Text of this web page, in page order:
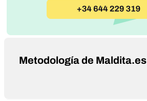
Metodología de Maldita.es